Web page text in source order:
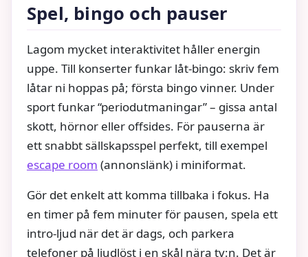
Spel, bingo och pauser
Lagom mycket interaktivitet håller energin
uppe. Till konserter funkar låt‑bingo: skriv fem
låtar ni hoppas på; första bingo vinner. Under
sport funkar “periodutmaningar” – gissa antal
skott, hörnor eller offsides. För pauserna är
ett snabbt sällskapsspel perfekt, till exempel
escape room (annonslänk) i miniformat.
Gör det enkelt att komma tillbaka i fokus. Ha
en timer på fem minuter för pausen, spela ett
intro‑ljud när det är dags, och parkera
telefoner på ljudlöst i en skål nära tv:n. Det är